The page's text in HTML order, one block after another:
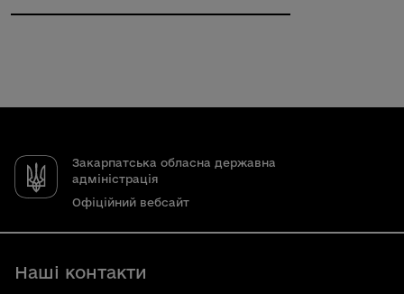
Закарпатська обласна державна
адміністрація
Офіційний вебсайт
Наші контакти